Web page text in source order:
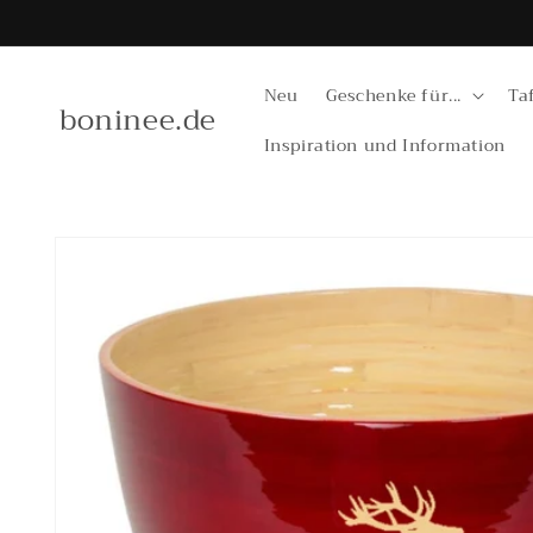
Inhalt
boninee.de Neu Geschenke für...
Inspiration und Information